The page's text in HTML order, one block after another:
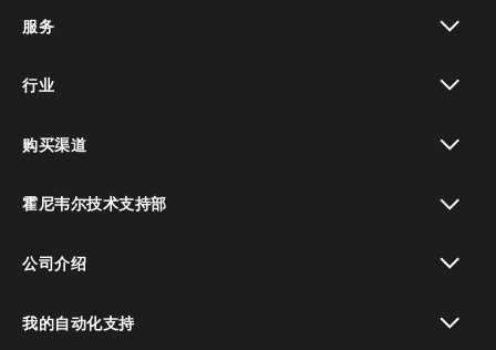
服务
行业
购买渠道
霍尼韦尔技术支持部
公司介绍
我的自动化支持